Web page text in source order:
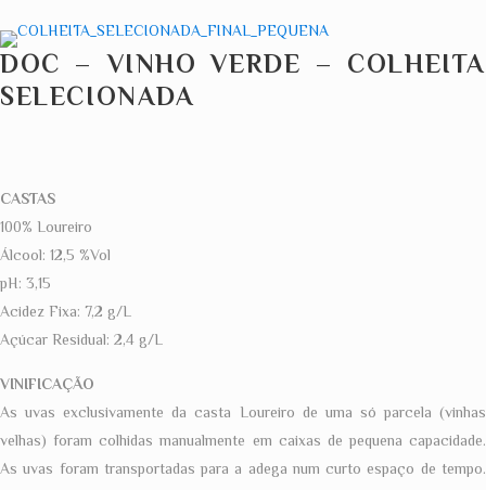
DOC – VINHO VERDE – COLHEITA
SELECIONADA
CASTAS
100% Loureiro
Álcool: 12,5 %Vol
pH: 3,15
Acidez Fixa: 7,2 g/L
Açúcar Residual: 2,4 g/L
VINIFICAÇÃO
As uvas exclusivamente da casta Loureiro de uma só parcela (vinhas
velhas) foram colhidas manualmente em caixas de pequena capacidade.
As uvas foram transportadas para a adega num curto espaço de tempo.